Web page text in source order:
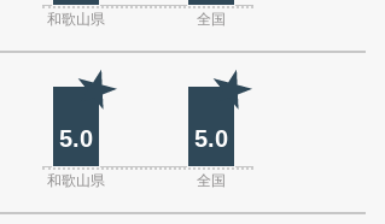
和歌山県 全国
5.0 5.0
和歌山県 全国